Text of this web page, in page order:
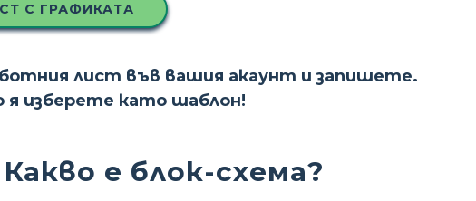
С ГРАФИКАТА
лист във вашия акаунт и запишете.
я изберете като шаблон!
Какво е блок-схема?